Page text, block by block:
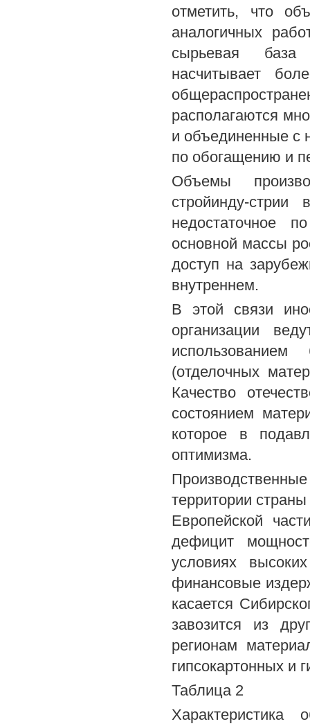
отметить, что
аналогичных
сырьевая база
насчитывает
располагаются
и объединенные с
по обогащению и
Объемы
стройинду-
недостаточное
основной массы
доступ на
внутреннем.
В этой связи
организации
(отделочных
Качество
состоянием
которое в
оптимизма.
территории
Европейской
дефицит
условиях
финансовые
касается
завозится из
регионам
гипсокартонных и
Таблица 2
Характеристика